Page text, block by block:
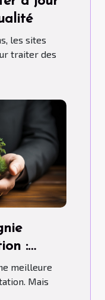
les sites
traiter des
:
?
meilleure
Mais